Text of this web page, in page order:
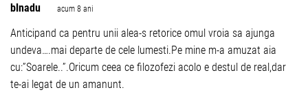
blnadu acum 8 ani
Anticipand ca pentru unii alea-s retorice omul vroia sa ajunga
undeva….mai departe de cele lumesti.Pe mine m-a amuzat aia
cu:”Soarele..”.Oricum ceea ce filozofezi acolo e destul de real,dar
te-ai legat de un amanunt.